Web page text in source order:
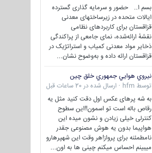
بسم ا.. حضور و سرمایه گذاری گسترده
ایالات متحده در زیرساختهای معدنی
قزاقستان برای کاربردهای نظامی
نقشهٔ ارائه‌شده، نمای جامعی از پراکندگی
ذخایر مواد معدنی کمیاب و استراتژیک در
قزاقستان ارائه داده و به‌وضوح نشان...
نيروي هوايي جمهوري خلق چين
توسط hfm
· ارسال شده در 20 ساعات قبل
به شه پرهای عکس اول دقت کنید مثل یه
رقاص باله است تو اسمون!!این سطوح
کنترلی خیلی زیادن و نشون میده این
هواپیما بدون یه هوش مصنوعی جقدر
نامطمئنه برای پرواز!هر وقت این شهپرهارو
میبینم احساس میکنم چینی ها به اون...